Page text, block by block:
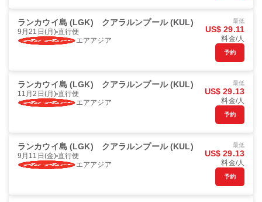
ランカウイ島 (LGK) クアラルンプール (KUL)
9月21日(月) 直行便
エアアジア
最低
US$ 29.11
料金/人
予約
ランカウイ島 (LGK) クアラルンプール (KUL)
11月2日(月) 直行便
エアアジア
最低
US$ 29.13
料金/人
予約
ランカウイ島 (LGK) クアラルンプール (KUL)
9月11日(金) 直行便
エアアジア
最低
US$ 29.13
料金/人
予約